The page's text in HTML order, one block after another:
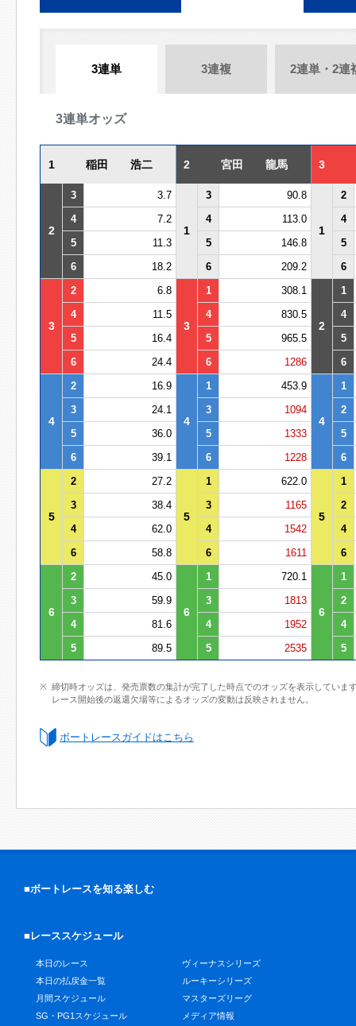
3連単 3連複 2連単・2連
3連単オッズ
1 稲田 浩二 2 宮田 龍馬 3
2
3 3.7
1
3 90.8
1
2
4
7.2 4 113.0
4
5
11.3 5 146.8
5
6
18.2 6 209.2 6
3
2 6.8
3
1 308.1
2
1
4
11.5 4 830.5
4
5
16.4 5 965.5
5
6
24.4 6 1286 6
4
2 16.9
4
1 453.9
4
1
3
24.1 3 1094
2
5
36.0 5 1333
5
6
39.1 6 1228 6
5
2 27.2
5
1 622.0
5
1
3
38.4 3 1165
2
4
62.0 4 1542
4
6
58.8 6 1611 6
6
2 45.0
6
1 720.1
6
1
3
59.9 3 1813
2
4
81.6 4 1952
4
5
89.5 5 2535 5
締切時オッズは、発売票数の集計が完了した時点でのオッズを表示していま
レース開始後の返還欠場等によるオッズの変動は反映されません。
ボートレースガイドはこちら
■ボートレースを知る楽しむ
■レーススケジュール
本日のレース
本日の払戻金一覧
月間スケジュール
SG・PG1スケジュール
ヴィーナスシリーズ
ルーキーシリーズ
マスターズリーグ
メディア情報